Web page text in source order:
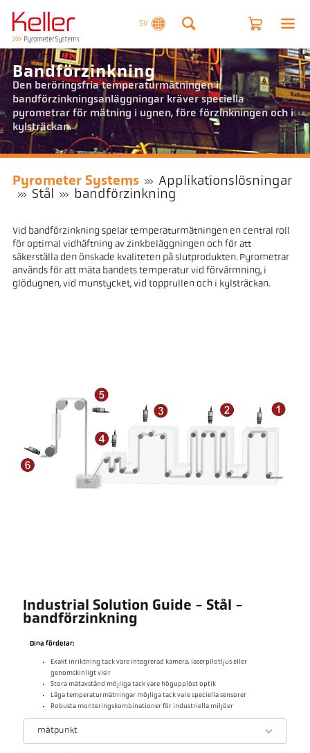
SV
Bandförzinkning
Den beröringsfria temperaturmätningen i
bandförzinkningsanläggningar kräver speciella
pyrometrar för mätning i ugnen, före förzinkningen och i
kylsträckan.
Pyrometer Systems
Applikationslösningar
Stål
bandförzinkning
Vid bandförzinkning spelar temperaturmätningen en central roll
för optimal vidhäftning av zinkbeläggningen och för att
säkerställa den önskade kvaliteten på slutprodukten. Pyrometrar
används för att mäta bandets temperatur vid förvärmning, i
glödugnen, vid munstycket, vid topprullen och i kylsträckan.
Industrial Solution Guide - Stål -
bandförzinkning
Dina fördelar:
Exakt inriktning tack vare integrerad kamera, laserpilotljus eller
genomskinligt visir
Stora mätavstånd möjliga tack vare högupplöst optik
Låga temperaturmätningar möjliga tack vare speciella sensorer
Robusta monteringskombinationer för industriella miljöer
mätpunkt